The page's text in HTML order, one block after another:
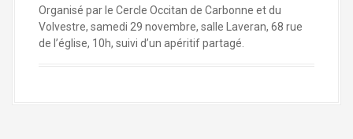
Organisé par le Cercle Occitan de Carbonne et du
Volvestre, samedi 29 novembre, salle Laveran, 68 rue
de l’église, 10h, suivi d’un apéritif partagé.